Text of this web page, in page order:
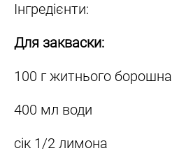
Інгредієнти:
Для закваски:
100 г житнього борошна
400 мл води
сік 1/2 лимона